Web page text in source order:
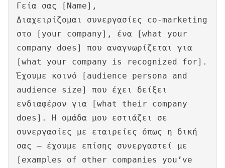
Γεία σας [Name],
Διαχειρίζομαι συνεργασίες co-marketing
στο [your company], ένα [what your
company does] που αναγνωρίζεται για
[what your company is recognized for].
Έχουμε κοινό [audience persona and
audience size] που έχει δείξει
ενδιαφέρον για [what their company
does]. Η ομάδα μου εστιάζει σε
συνεργασίες με εταιρείες όπως η δική
σας – έχουμε επίσης συνεργαστεί με
[examples of other companies you’ve